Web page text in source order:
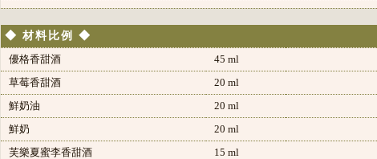
◆ 材料比例 ◆
優格香甜酒
45 ml
草莓香甜酒
20 ml
鮮奶油
20 ml
鮮奶
20 ml
芙樂夏蜜李香甜酒
15 ml